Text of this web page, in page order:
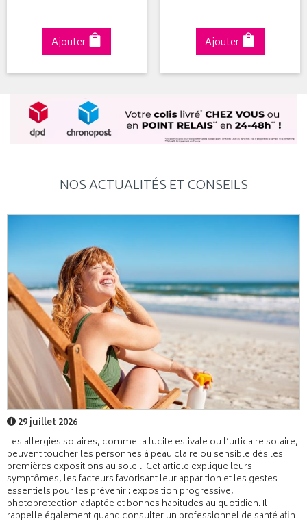
Ajouter Ajouter
NOS ACTUALITÉS ET CONSEILS
29 juillet 2026
Les allergies solaires, comme la lucite estivale ou l’urticaire solaire,
peuvent toucher les personnes à peau claire ou sensible dès les
premières expositions au soleil. Cet article explique leurs
symptômes, les facteurs favorisant leur apparition et les gestes
essentiels pour les prévenir : exposition progressive,
photoprotection adaptée et bonnes habitudes au quotidien. Il
rappelle également quand consulter un professionnel de santé afin